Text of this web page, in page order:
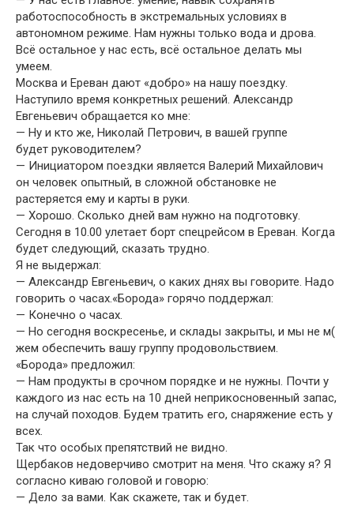
работоспособность в экстремальных условиях в
автономном режиме. Нам нужны только вода и дрова.
Всё остальное у нас есть, всё остальное делать мы
умеем.
Москва и Ереван дают «добро» на нашу поездку.
Наступило время конкретных решений. Александр
Евгеньевич обращается ко мне:
— Ну и кто же, Николай Петрович, в вашей группе
будет руководителем?
— Инициатором поездки является Валерий Михайлович
он человек опытный, в сложной обстановке не
растеряется ему и карты в руки.
— Хорошо. Сколько дней вам нужно на подготовку.
Сегодня в 10.00 улетает борт спецрейсом в Ереван. Когда
будет следующий, сказать трудно.
Я не выдержал:
— Александр Евгеньевич, о каких днях вы говорите. Надо
говорить о часах.«Борода» горячо поддержал:
— Конечно о часах.
— Но сегодня воскресенье, и склады закрыты, и мы не м(
жем обеспечить вашу группу продовольствием.
«Борода» предложил:
— Нам продукты в срочном порядке и не нужны. Почти у
каждого из нас есть на 10 дней неприкосновенный запас,
на случай походов. Будем тратить его, снаряжение есть у
всех.
Так что особых препятствий не видно.
Щербаков недоверчиво смотрит на меня. Что скажу я? Я
согласно киваю головой и говорю:
— Дело за вами. Как скажете, так и будет.